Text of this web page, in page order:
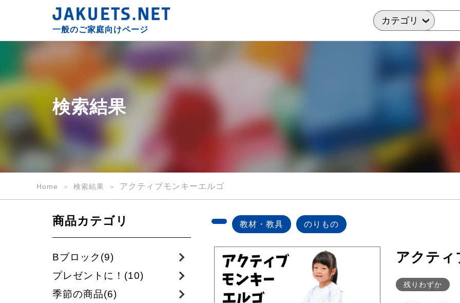
般
｜
JAKUETS.NET
一般のご家庭向けページ
検索結果
Home 検索結果 アクティブモンキーエルゴ
商品カテゴリ
Bブロック(9)
プレゼントに！(10)
季節の商品(6)
教材・教具 のりもの
アクティ
残りわずか